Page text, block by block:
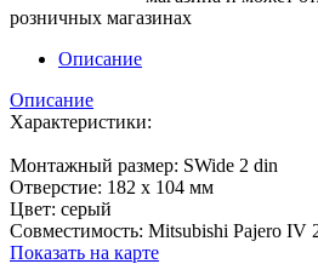
розничных магазинах
Описание
Описание
Характеристики:
Монтажный размер: SWide 2 din
Отверстие: 182 х 104 мм
Цвет: серый
Совместимость: Mitsubishi Pajero IV
Показать на карте